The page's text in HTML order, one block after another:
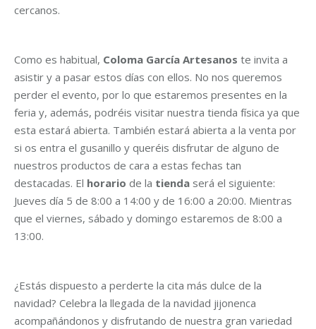
cercanos.
Como es habitual, Coloma García Artesanos te invita a
asistir y a pasar estos días con ellos. No nos queremos
perder el evento, por lo que estaremos presentes en la
feria y, además, podréis visitar nuestra tienda física ya que
esta estará abierta. También estará abierta a la venta por
si os entra el gusanillo y queréis disfrutar de alguno de
nuestros productos de cara a estas fechas tan
destacadas. El horario de la tienda será el siguiente:
Jueves día 5 de 8:00 a 14:00 y de 16:00 a 20:00. Mientras
que el viernes, sábado y domingo estaremos de 8:00 a
13:00.
¿Estás dispuesto a perderte la cita más dulce de la
navidad? Celebra la llegada de la navidad jijonenca
acompañándonos y disfrutando de nuestra gran variedad